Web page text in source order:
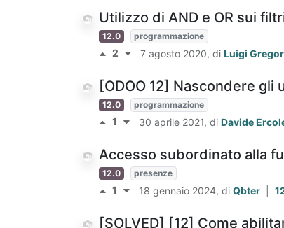
Utilizzo di AND e OR sui
12.0 programmazione
2 7 agosto 2020, di Luigi
[ODOO 12] Nascondere
12.0 programmazione
1 30 aprile 2021, di Davide
Accesso subordinato alla
12.0 presenze
1 18 gennaio 2024, di Qbter
[SOLVED] [12] Come